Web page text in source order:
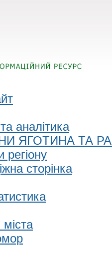
аналітика
ЯГОТИНА ТА
регіону
сторінка
міста